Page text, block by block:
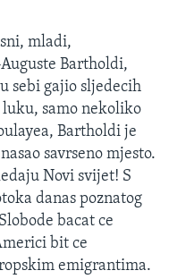
mladi,
Bartholdi,
sebi gajio sljedecih
samo nekoliko
Bartholdi je
savrseno mjesto.
Novi svijet! S
danas poznatog
bacat ce
bit ce
emigrantima.